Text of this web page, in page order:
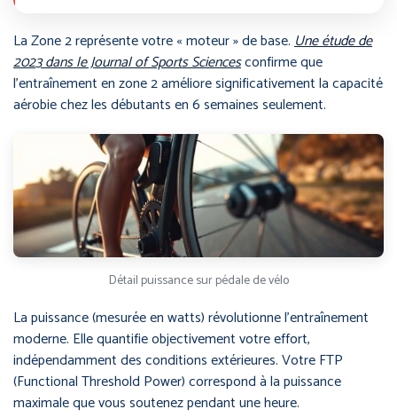
La Zone 2 représente votre « moteur » de base.Une étude de
2023 dans le Journal of Sports Sciencesconfirme que
l’entraînement en zone 2 améliore significativement la capacité
aérobie chez les débutants en 6 semaines seulement.
Détail puissance sur pédale de vélo
La puissance (mesurée en watts) révolutionne l’entraînement
moderne. Elle quantifie objectivement votre effort,
indépendamment des conditions extérieures. Votre FTP
(Functional Threshold Power) correspond à la puissance
maximale que vous soutenez pendant une heure.